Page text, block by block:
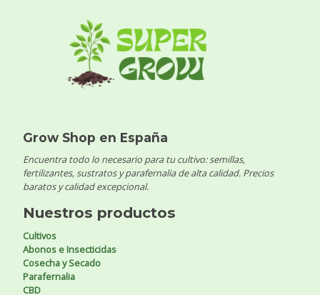
Grow Shop en España
Encuentra todo lo necesario para tu cultivo: semillas,
fertilizantes, sustratos y parafernalia de alta calidad. Precios
baratos y calidad excepcional.
Nuestros productos
Cultivos
Abonos e Insecticidas
Cosecha y Secado
Parafernalia
CBD